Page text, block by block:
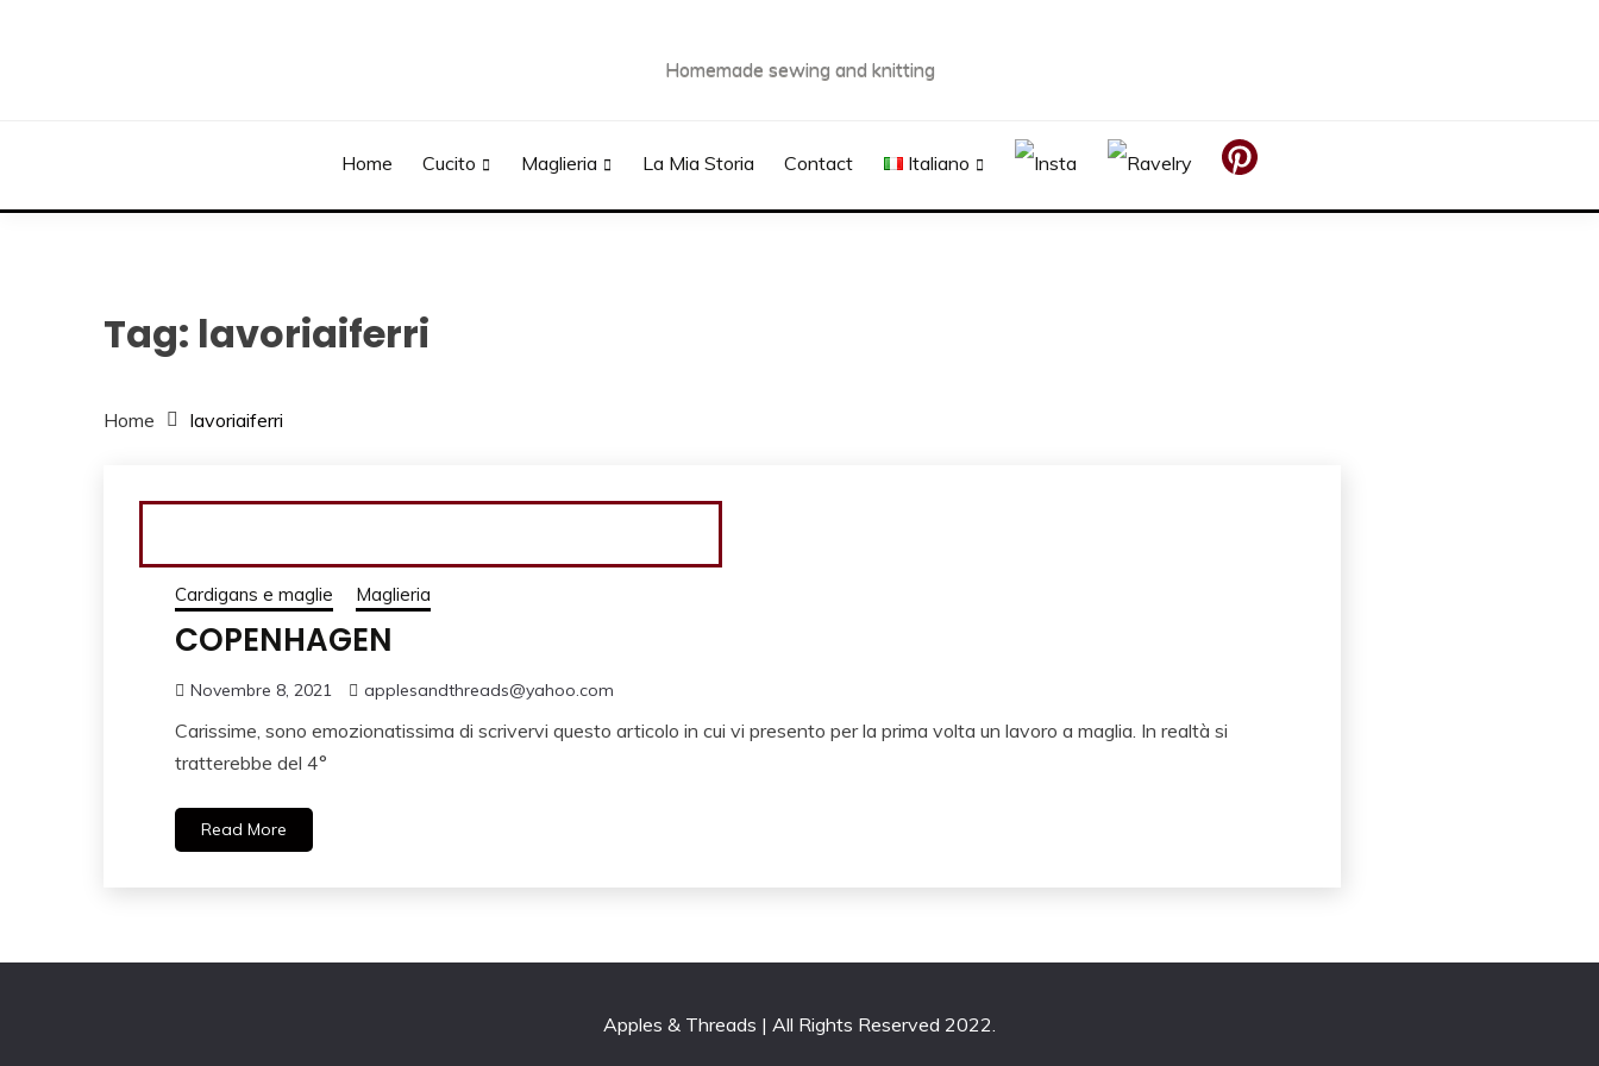
Homemade sewing and knitting
Home Cucito Maglieria La Mia Storia Contact Italiano
Tag: lavoriaiferri
Home lavoriaiferri
Cardigans e maglie Maglieria
COPENHAGEN
Novembre 8, 2021 applesandthreads@yahoo.com
Carissime, sono emozionatissima di scrivervi questo articolo in cui vi presento per la prima volta un lavoro a maglia. In realtà si
tratterebbe del 4°
Read More
All Rights Reserved 2022.